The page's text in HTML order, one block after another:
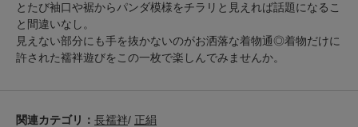
とたび袖口や裾からパンダ模様をチラリと見えれば話題になるこ
と間違いなし。
見えない部分にも手を抜かないのがお洒落な着物通◎着物だけに
許された襦袢遊びをこの一枚で楽しんでみませんか。
関連カテゴリ： 長襦袢/ 正絹